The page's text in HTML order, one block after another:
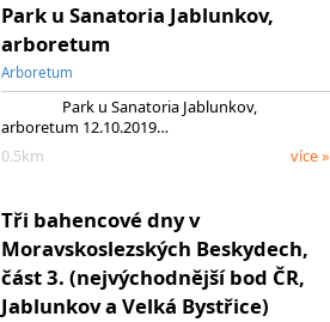
Park u Sanatoria Jablunkov,
arboretum
Arboretum
Park u Sanatoria Jablunkov,
arboretum 12.10.2019…
0.5km
více »
Tři bahencové dny v
Moravskoslezských Beskydech,
část 3. (nejvýchodnější bod ČR,
Jablunkov a Velká Bystřice)